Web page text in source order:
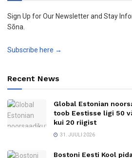
Sign Up for Our Newsletter and Stay
Sõna.
Subscribe here →
Recent News
Global Estonian
toob Eestisse ligi 50
kui 20 riigist
31. JUULI 2026
Bostoni Eesti Kool